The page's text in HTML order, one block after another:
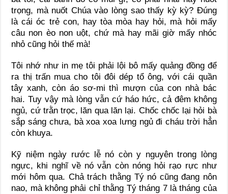
trọng, mà nuốt Chúa vào lòng sao thấy kỳ kỳ? Đúng
là cái óc trẻ con, hay tòa mòa hay hỏi, mà hỏi mấy
câu non èo non uột, chứ mà hay mãi giờ mấy nhóc
nhỏ cũng hỏi thế mà!
Tôi nhớ như in mẹ tôi phải lội bô mấy quảng đồng để
ra thị trấn mua cho tôi đôi dép tổ ông, với cái quần
tây xanh, còn áo sơ-mi thì mượn của con nhà bác
hai. Tuy vậy mà lòng vẫn cứ háo hức, cả đêm không
ngủ, cứ trằn trọc, lăn qua lăn lại. Chốc chốc lại hỏi bà
sắp sáng chưa, bà xoa xoa lưng ngủ đi cháu trời hẳn
còn khuya.
Kỹ niệm ngày rước lễ nó còn y nguyên trong lòng
ngực, khi nghĩ về nó vẫn còn nóng hỏi rạo rực như
mới hôm qua. Chả trách thằng Tý nó cũng đang nôn
nao, mà không phải chỉ thằng Tý tháng 7 là tháng của